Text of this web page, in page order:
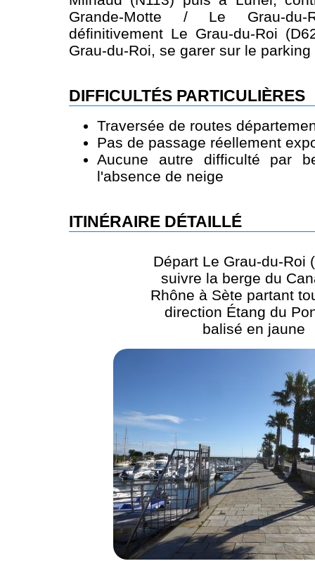
Grande-Motte / Le Grau-
définitivement Le Grau-du-Roi
Grau-du-Roi, se garer sur le
DIFFICULTÉS PARTICULIÈRES
Traversée de routes
Pas de passage réellement
Aucune autre difficulté par
l'absence de neige
ITINÉRAIRE DÉTAILLÉ
Départ Le Grau-du-Roi
suivre la berge du
Rhône à Sète partant
direction Étang du
balisé en jaune